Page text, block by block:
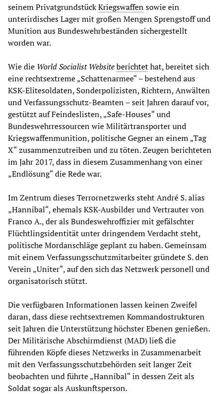
seinem PrivatgrundstückKriegswaffensowie ein
unterirdisches Lager mit großen Mengen Sprengstoff und
Munition aus Bundeswehrbeständen sichergestellt
worden war.
Wie die World Socialist Websiteberichtethat, bereitet sich
eine rechtsextreme „Schattenarmee“ – bestehend aus
KSK-Elitesoldaten, Sonderpolizisten, Richtern, Anwälten
und Verfassungsschutz-Beamten – seit Jahren darauf vor,
gestützt auf Feindeslisten, „Safe-Houses“ und
Bundeswehrressourcen wie Militärtransporter und
Kriegswaffenmunition, politische Gegner an einem „Tag
X“ zusammenzutreiben und zu töten. Zeugen berichteten
im Jahr 2017, dass in diesem Zusammenhang von einer
„Endlösung“ die Rede war.
Im Zentrum dieses Terrornetzwerks steht André S. alias
„Hannibal“, ehemals KSK-Ausbilder und Vertrauter von
Franco A., der als Bundeswehroffizier mit gefälschter
Flüchtlingsidentität unter dringendem Verdacht steht,
politische Mordanschläge geplant zu haben. Gemeinsam
mit einem Verfassungsschutzmitarbeiter gründete S. den
Verein „Uniter“, auf den sich das Netzwerk personell und
organisatorisch stützt.
Die verfügbaren Informationen lassen keinen Zweifel
daran, dass diese rechtsextremen Kommandostrukturen
seit Jahren die Unterstützung höchster Ebenen genießen.
Der Militärische Abschirmdienst (MAD) ließ die
führenden Köpfe dieses Netzwerks in Zusammenarbeit
mit den Verfassungsschutzbehörden seit langer Zeit
beobachten und führte „Hannibal“ in dessen Zeit als
Soldat sogar als Auskunftsperson.